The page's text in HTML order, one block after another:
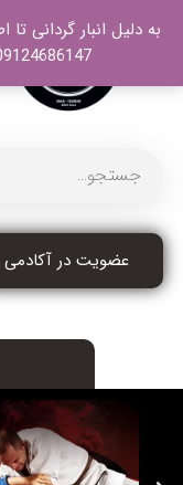
عضویت در آکادمی
به دلیل انبار گردانی
09124686147 تماس حاصل